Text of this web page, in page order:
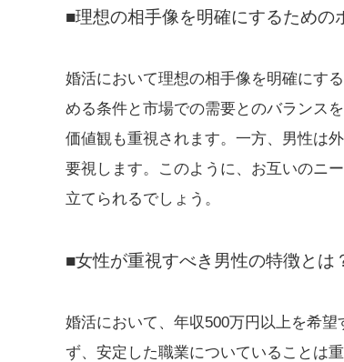
■理想の相手像を明確にするための
婚活において理想の相手像を明確にす
める条件と市場での需要とのバランス
価値観も重視されます。一方、男性は
要視します。このように、お互いのニ
立てられるでしょう。
■女性が重視すべき男性の特徴とは
婚活において、年収500万円以上を希
ず、安定した職業についていることは